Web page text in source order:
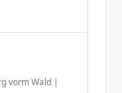
vorm Wald |